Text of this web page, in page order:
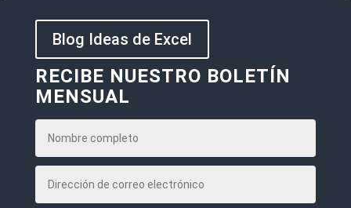
Blog Ideas de Excel
RECIBE NUESTRO BOLETÍN
MENSUAL